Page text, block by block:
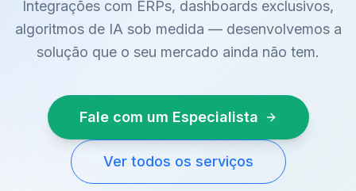
Integrações com ERPs, dashboards exclusivos,
algoritmos de IA sob medida — desenvolvemos a
solução que o seu mercado ainda não tem.
Fale com um Especialista
Ver todos os serviços